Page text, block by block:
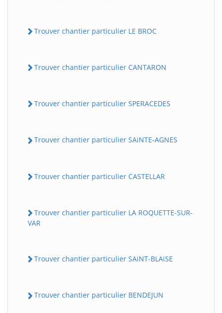
Trouver chantier particulier LE BROC
Trouver chantier particulier CANTARON
Trouver chantier particulier SPERACEDES
Trouver chantier particulier SAiNTE-AGNES
Trouver chantier particulier CASTELLAR
Trouver chantier particulier LA ROQUETTE-SUR-
VAR
Trouver chantier particulier SAiNT-BLAiSE
Trouver chantier particulier BENDEJUN